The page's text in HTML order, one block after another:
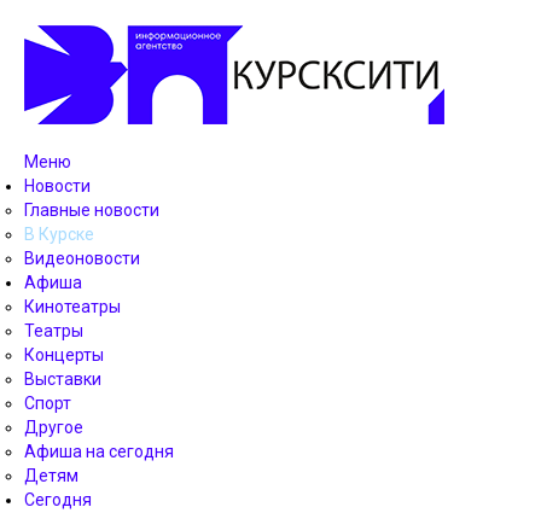
Меню
Новости
Главные новости
В Курске
Видеоновости
Афиша
Кинотеатры
Театры
Концерты
Выставки
Спорт
Другое
Афиша на сегодня
Детям
Сегодня